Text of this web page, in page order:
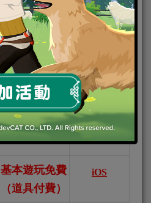
アフターパルス
遊戲收費
對應平台
（下載連
基本遊玩免費
（道具付費）
iOS